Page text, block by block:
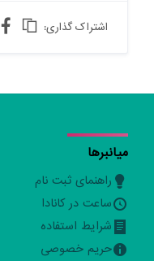
:اشتراک گذاری
میانبرها
راهنمای ثبت نام
ساعت در کانادا
شرایط استفاده
حریم خصوصی